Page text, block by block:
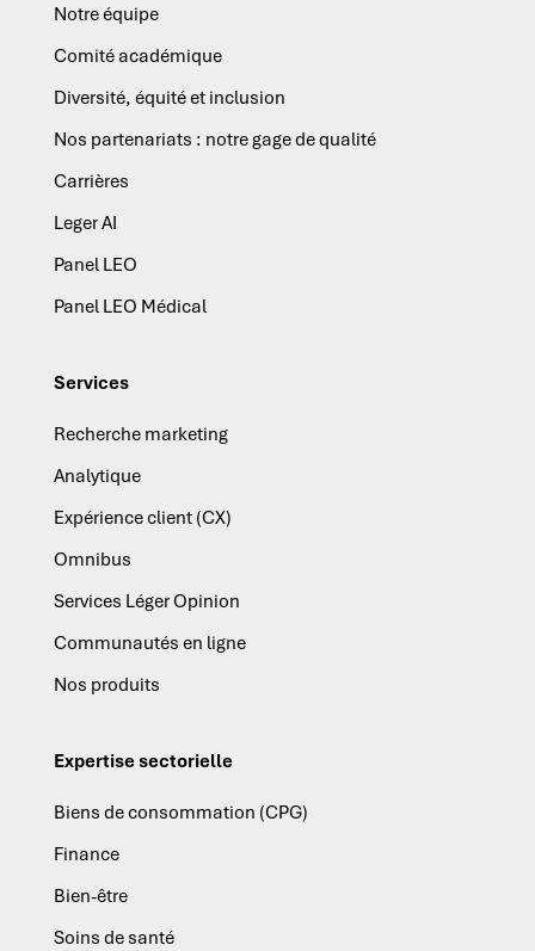
Notre équipe
Comité académique
Diversité, équité et inclusion
Nos partenariats : notre gage de qualité
Carrières
Leger AI
Panel LEO
Panel LEO Médical
Services
Recherche marketing
Analytique
Expérience client (CX)
Omnibus
Services Léger Opinion
Communautés en ligne
Nos produits
Expertise sectorielle
Biens de consommation (CPG)
Finance
Bien-être
Soins de santé